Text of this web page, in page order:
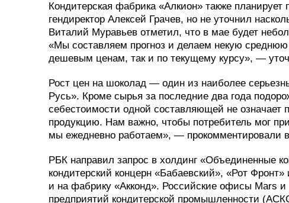
Кондитерская фабрика «Алкион» также
гендиректор Алексей Грачев, но не уточнил
Виталий Муравьев отметил, что в мае будет
«Мы составляем прогноз и делаем некую среднюю
дешевым ценам, так и по текущему курсу», —
Рост цен на шоколад — один из наиболее
Русь». Кроме сырья за последние два года
себестоимости одной составляющей не означает
продукцию. Нам важно, чтобы потребитель мог
мы ежедневно работаем», — прокомментировали
РБК направил запрос в холдинг «Объединенные
кондитерский концерн «Бабаевский», «Рот
и на фабрику «Акконд». Российские офисы Mars
предприятий кондитерской промышленности